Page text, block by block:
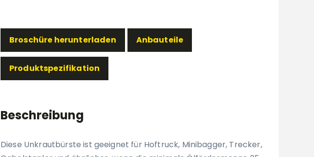
Broschüre herunterladen Anbauteile
Produktspezifikation
Beschreibung
Diese Unkrautbürste ist geeignet für Hoftruck, Minibagger, Trecker,